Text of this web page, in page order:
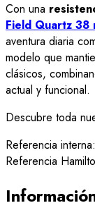
Con una
Field Quartz 38
aventura diaria
modelo que
clásicos,
actual y funcional.
Descubre toda
Referencia
Referencia